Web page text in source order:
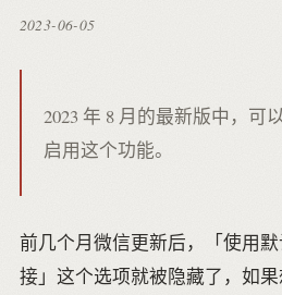
2023-06-05
2023 年 8 月的最新版中，可
启用这个功能。
前几个月微信更新后，「使用
接」这个选项就被隐藏了，如